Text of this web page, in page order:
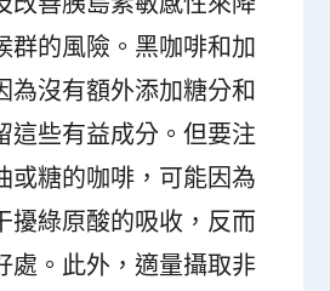
群的風險。黑咖啡和加
為沒有額外添加糖分和
這些有益成分。但要注
或糖的咖啡，可能因為
擾綠原酸的吸收，反而
處。此外，適量攝取非